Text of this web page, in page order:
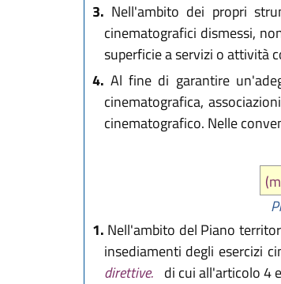
3. Nell'ambito dei propri
cinematografici dismessi,
superficie a servizi o attività
4. Al fine di garantire
cinematografica,
cinematografico. Nelle
1. Nell'ambito del Piano
insediamenti degli esercizi
direttive. di cui all'articolo 4